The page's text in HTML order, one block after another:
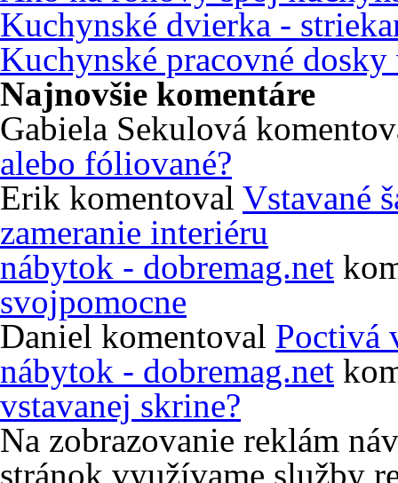
Kuchynské dvierka -
Kuchynské pracovné
Najnovšie komentáre
Gabiela Sekulová
alebo fóliované?
Erik komentoval Vstavané
zameranie interiéru
nábytok - dobremag.net
svojpomocne
Daniel komentoval Poctivá
nábytok - dobremag.net
vstavanej skrine?
Na zobrazovanie reklám
stránok využívame služby